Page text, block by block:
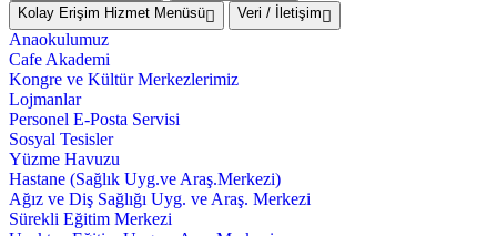
Kolay Erişim Hizmet Menüsü
Veri / İletişim
Anaokulumuz
Cafe Akademi
Kongre ve Kültür Merkezlerimiz
Lojmanlar
Personel E-Posta Servisi
Sosyal Tesisler
Yüzme Havuzu
Hastane (Sağlık Uyg.ve Araş.Merkezi)
Ağız ve Diş Sağlığı Uyg. ve Araş. Merkezi
Sürekli Eğitim Merkezi